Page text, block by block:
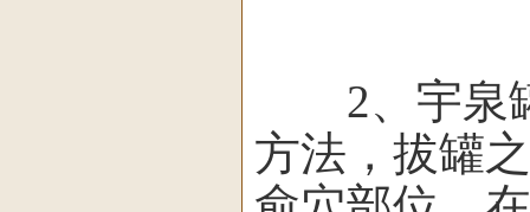
2、宇泉罐
方法，拔罐